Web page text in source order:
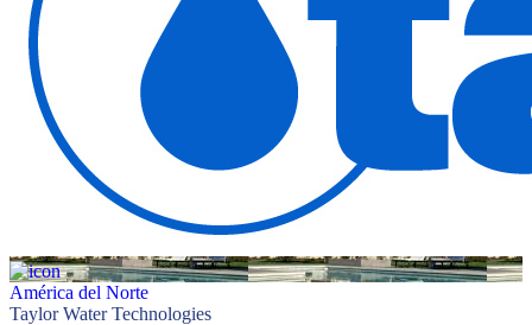
América del Norte
Taylor Water Technologies